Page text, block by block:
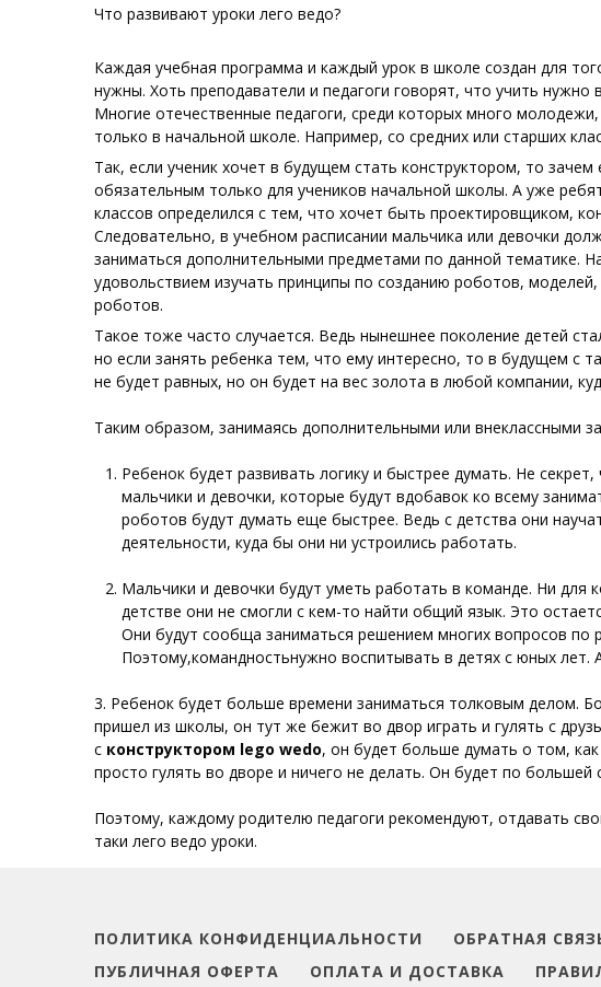
Что развивают уроки лего ведо?
Каждая учебная программа и каждый урок в школе создан для
нужны. Хоть преподаватели и педагоги говорят, что учить
Многие отечественные педагоги, среди которых много
только в начальной школе. Например, со средних или старших
Так, если ученик хочет в будущем стать конструктором, то
обязательным только для учеников начальной школы. А уже
классов определился с тем, что хочет быть проектировщиком,
Следовательно, в учебном расписании мальчика или девочки
заниматься дополнительными предметами по данной тематике.
удовольствием изучать принципы по созданию роботов,
роботов.
Такое тоже часто случается. Ведь нынешнее поколение детей
но если занять ребенка тем, что ему интересно, то в будущем с
не будет равных, но он будет на вес золота в любой компании,
Таким образом, занимаясь дополнительными или внеклассными
Ребенок будет развивать логику и быстрее думать. Не
мальчики и девочки, которые будут вдобавок ко всему
роботов будут думать еще быстрее. Ведь с детства они
деятельности, куда бы они ни устроились работать.
Мальчики и девочки будут уметь работать в команде. Ни
детстве они не смогли с кем-то найти общий язык. Это
Они будут сообща заниматься решением многих вопросов по
Поэтому,командностьнужно воспитывать в детях с юных лет.
3. Ребенок будет больше времени заниматься толковым делом.
пришел из школы, он тут же бежит во двор играть и гулять с
c конструктором lego wedo, он будет больше думать о том,
просто гулять во дворе и ничего не делать. Он будет по
Поэтому, каждому родителю педагоги рекомендуют, отдавать
таки лего ведо уроки.
ПОЛИТИКА КОНФИДЕНЦИАЛЬНОСТИ ОБРАТНАЯ
ПУБЛИЧНАЯ ОФЕРТА
ОПЛАТА И ДОСТАВКА